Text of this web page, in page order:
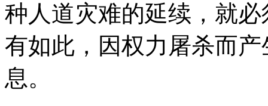
种人道灾难的延续，就
有如此，因权力屠杀而
息。